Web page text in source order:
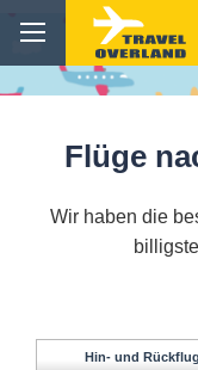
Flüge
Wir haben die
Hin- und Rückflug